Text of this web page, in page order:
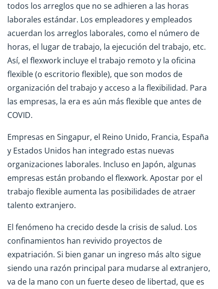
todos los arreglos que no se adhieren a las horas
laborales estándar. Los empleadores y empleados
acuerdan los arreglos laborales, como el número de
horas, el lugar de trabajo, la ejecución del trabajo, etc.
Así, el flexwork incluye el trabajo remoto y la oficina
flexible (o escritorio flexible), que son modos de
organización del trabajo y acceso a la flexibilidad. Para
las empresas, la era es aún más flexible que antes de
COVID.
Empresas en Singapur, el Reino Unido, Francia, España
y Estados Unidos han integrado estas nuevas
organizaciones laborales. Incluso en Japón, algunas
empresas están probando el flexwork. Apostar por el
trabajo flexible aumenta las posibilidades de atraer
talento extranjero.
El fenómeno ha crecido desde la crisis de salud. Los
confinamientos han revivido proyectos de
expatriación. Si bien ganar un ingreso más alto sigue
siendo una razón principal para mudarse al extranjero,
va de la mano con un fuerte deseo de libertad, que es